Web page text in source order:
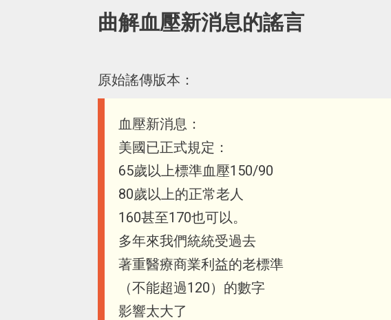
曲解血壓新消息的謠言
原始謠傳版本：
血壓新消息：
美國已正式規定：
65歲以上標準血壓150/90
80歲以上的正常老人
160甚至170也可以。
多年來我們統統受過去
著重醫療商業利益的老標準
（不能超過120）的數字
影響太大了